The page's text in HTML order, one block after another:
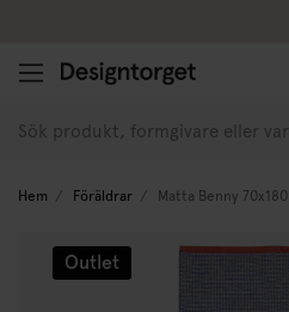
Hem Föräldrar Matta Benny 70x180
Outlet